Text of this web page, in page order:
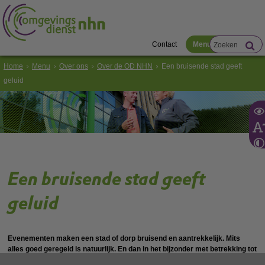
Contact Menu
Home Menu Over ons Over de OD NHN
Een bruisende stad geeft
geluid
Een bruisende stad geeft
geluid
Evenementen maken een stad of dorp bruisend en aantrekkelijk. Mits
alles goed geregeld is natuurlijk. En dan in het bijzonder met betrekking tot